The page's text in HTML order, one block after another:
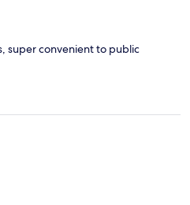
super convenient to public